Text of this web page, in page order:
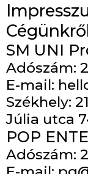
Cégünkről
SM UNI
Adószám:
E-mail:
Székhely:
Júlia utca
POP
Adószám: